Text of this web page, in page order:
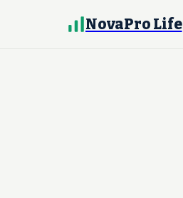
NovaPro Life